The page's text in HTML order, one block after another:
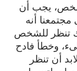
شخص، يجب أن
أنه
تنظر للشخص
وخطأ فادح
أن تنظر